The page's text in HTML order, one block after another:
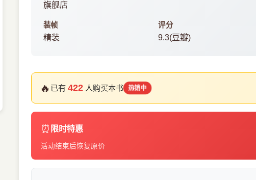
旗舰店
装帧
精装
评分
9.3(豆瓣)
🔥 已有 422人购买本书 热销中
⏰ 限时特惠
活动结束后恢复原价